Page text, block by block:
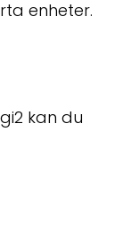
enheter.
2 kan du